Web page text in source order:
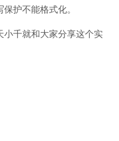
护不能格式化。
千就和大家分享这个实